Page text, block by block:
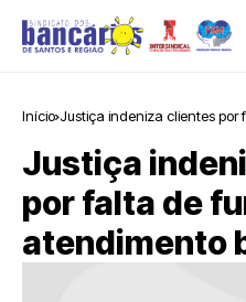
Início Justiça indeniza clientes por
Justiça
por falta de
atendimento